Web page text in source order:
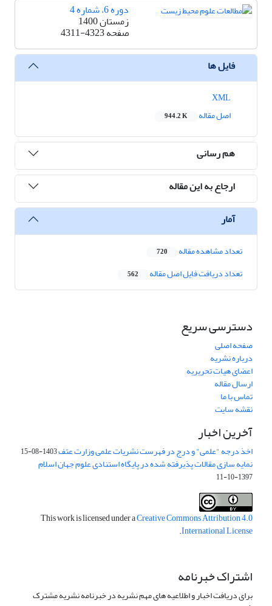
دوره 6، شماره 4
زمستان 1400
صفحه4311-4323
فایل ها
اصل مقاله
944.2 K
هم رسانی
ارجاع به این مقاله
آمار
تعداد مشاهده مقاله 720
تعداد دریافت فایل اصل مقاله 562
دسترسی سریع
صفحه اصلی
درباره نشریه
اعضای هیات تحریریه
ارسال مقاله
تماس با ما
نقشه سایت
آخرین اخبار
اخذ درجه "علمی" و درج در فهرست نشریات علمی وزارت عتف1403-08-15
نمایه سازی مقالات پذیرفته شده در پایگاه استنادی علوم جهان اسلام
1397-10-11
This work is licensed under aCreative Commons Attribution 4.0
International License
.
اشتراک خبرنامه
برای دریافت اخبار و اطلاعیه های مهم نشریه در خبرنامه نشریه مشترک